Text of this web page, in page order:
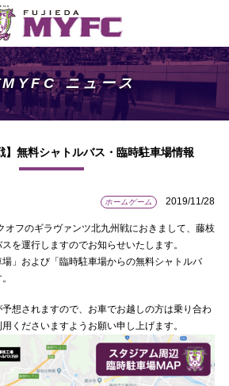
MYFC ニュース
】無料シャトルバス・臨時駐車場情報
ホームゲーム 2019/11/28
オフのギラヴァンツ北九州戦におきまして、藤枝
を運行しますのでお知らせいたします。
」および「臨時駐車場からの無料シャトルバ
想されますので、お車でお越しの方は乗り合わ
くださいますようお願い申し上げます。